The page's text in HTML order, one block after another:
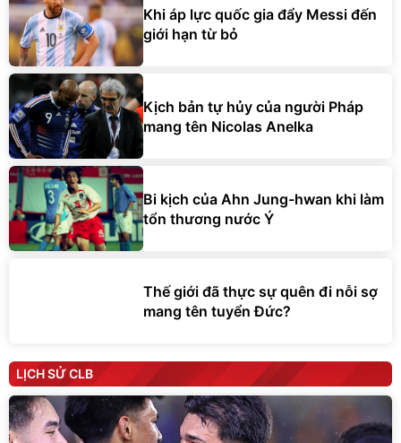
Khi áp lực quốc gia đẩy Messi đến
giới hạn từ bỏ
Kịch bản tự hủy của người Pháp
mang tên Nicolas Anelka
Bi kịch của Ahn Jung-hwan khi làm
tổn thương nước Ý
Thế giới đã thực sự quên đi nỗi sợ
mang tên tuyển Đức?
LỊCH SỬ CLB